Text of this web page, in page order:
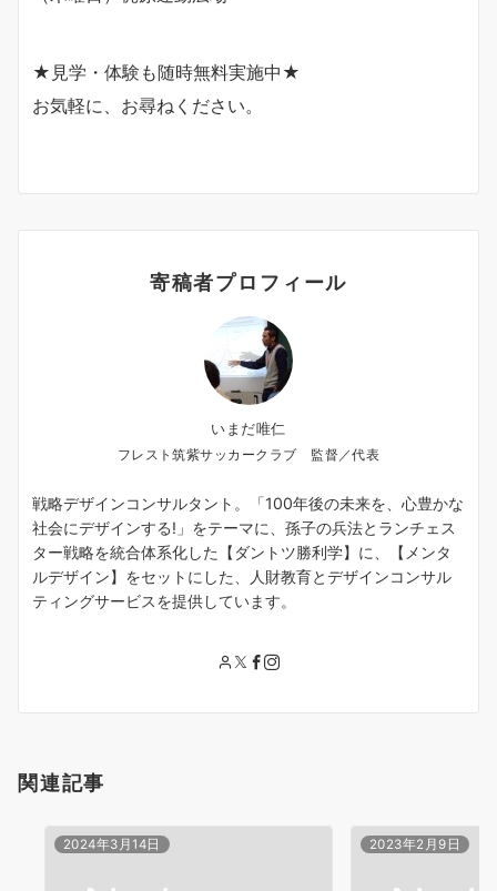
★見学・体験も随時無料実施中★
お気軽に、お尋ねください。
寄稿者プロフィール
いまだ唯仁
フレスト筑紫サッカークラブ 監督／代表
戦略デザインコンサルタント。「100年後の未来を、心豊かな
社会にデザインする!」をテーマに、孫子の兵法とランチェス
ター戦略を統合体系化した【ダントツ勝利学】に、【メンタ
ルデザイン】をセットにした、人財教育とデザインコンサル
ティングサービスを提供しています。
関連記事
2024年3月14日 2023年2月9日